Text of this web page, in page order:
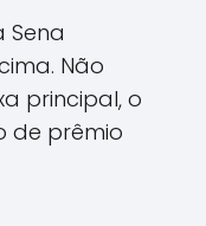
Sena
Não
principal, o
de prêmio